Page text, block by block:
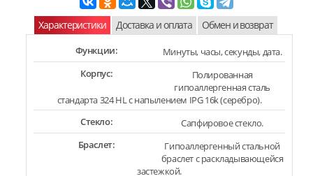
Характеристики Доставка и оплата Обмен и возврат
Функции:
Минуты, часы, секунды, дата.
Корпус:
Полированная
гипоаллергенная сталь
стандарта 324 HL с напылением IPG 16k (серебро).
Стекло:
Сапфировое стекло.
Браслет:
Гипоаллергенный стальной
браслет с раскладывающейся
застежкой.